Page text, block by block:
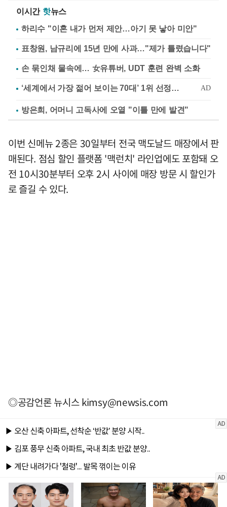
이시간 핫뉴스
하리수 "이혼 내가 먼저 제안…아기 못 낳아 미안"
표창원, 남규리에 15년 만에 사과…"제가 틀렸습니다"
손 묶인채 물속에… 女유튜버, UDT 훈련 완벽 소화
방은희, 어머니 고독사에 오열 "이틀 만에 발견"
이번 신메뉴 2종은 30일부터 전국 맥도날드 매장에서 판
매된다. 점심 할인 플랫폼 '맥런치' 라인업에도 포함돼 오
전 10시30분부터 오후 2시 사이에 매장 방문 시 할인가
로 즐길 수 있다.
◎공감언론 뉴시스kimsy@newsis.com